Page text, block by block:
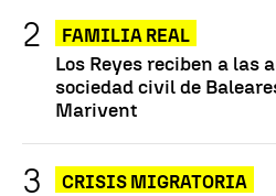
FAMILIA REAL
Los Reyes reciben a las
sociedad civil de
Marivent
CRISIS MIGRATORIA